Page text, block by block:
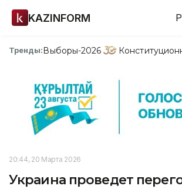
KAZINFORM
Тренды:Выборы-2026
20:44, 20 Марта 2026
Украина проведет